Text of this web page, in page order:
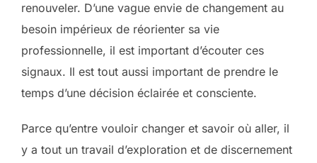
renouveler. D’une vague envie de changement au
besoin impérieux de réorienter sa vie
professionnelle, il est important d’écouter ces
signaux. Il est tout aussi important de prendre le
temps d’une décision éclairée et consciente.
Parce qu’entre vouloir changer et savoir où aller, il
y a tout un travail d’exploration et de discernement